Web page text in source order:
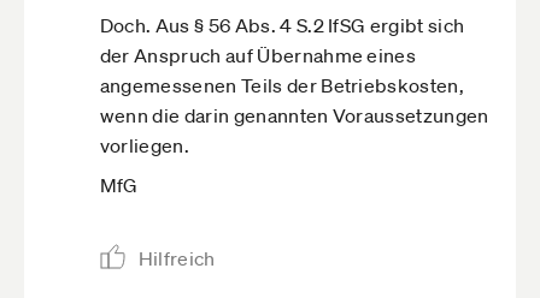
Doch. Aus § 56 Abs. 4 S.2 IfSG ergibt sich
der Anspruch auf Übernahme eines
angemessenen Teils der Betriebskosten,
wenn die darin genannten Voraussetzungen
vorliegen.
MfG
Hilfreich